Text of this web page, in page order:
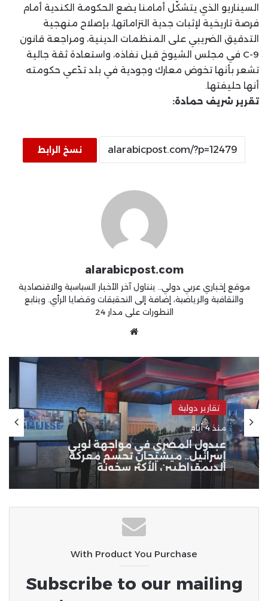
السيناريو الذي يتشكّل أمامنا يضع الحكومة الكندية أمام
فرصة تاريخية لإثبات جدية التزاماتها، بإصلاح منهجية
التدقيق الضريبي على المنظمات الدينية، ومراجعة قانون
C-9 في مجلس الشيوخ قبل نفاذه، واستعادة ثقة جالية
تشعر بأنها تخوض معارك وجودية في بلد تدّعي حكومته
أنها حليفتها.
تقرير شريف حمادة:
نسخ الرابط
alarabicpost.com
موقع إخباري عربي دولي.. يتناول آخر الأخبار السياسية والاقتصادية
والثقافية والرياضية، إضافة إلى التحقيقات وقضايا الرأي. ويتابع
التطورات على مدار 24
تقارير دولية
منذ 5 أيام
​تمرد قضائي في واشنطن.. 25 ولاية
تلاحق ترامب أمام “التجارة الدولية”
لإلغاء رسومه الجمركية
With Product You Purchase
Subscribe to our mailing